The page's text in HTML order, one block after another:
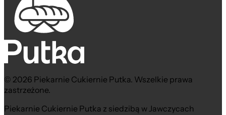
© 2026 Piekarnie Cukiernie Putka. Wszelkie prawa
zastrzeżone.
Piekarnie Cukiernie Putka z siedzibą w Jawczycach